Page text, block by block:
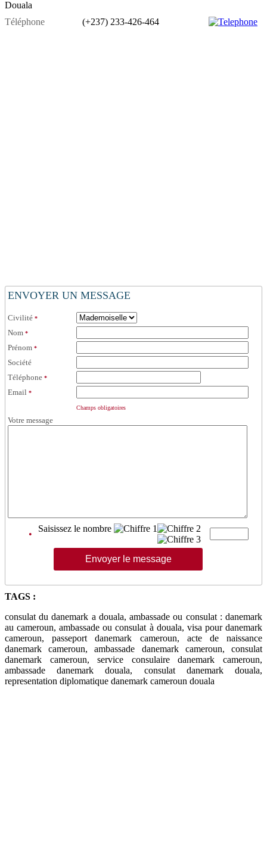
Douala
Téléphone
(+237) 233-426-464
ENVOYER UN MESSAGE
Civilité *
Nom *
Prénom *
Société
Téléphone *
Email *
Champs obligatoires
Votre message
•
Saisissez le nombre
TAGS :
consulat du danemark a douala, ambassade ou consulat : danemark
au cameroun, ambassade ou consulat à douala, visa pour danemark
cameroun, passeport danemark cameroun, acte de naissance
danemark cameroun, ambassade danemark cameroun, consulat
danemark cameroun, service consulaire danemark cameroun,
ambassade danemark douala, consulat danemark douala,
representation diplomatique danemark cameroun douala